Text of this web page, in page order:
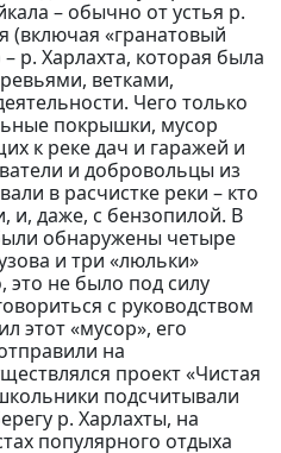
– обычно от устья р.
(включая «гранатовый
р. Харлахта, которая была
ветками,
Чего только
покрышки, мусор
к реке дач и гаражей и
и добровольцы из
в расчистке реки – кто
и, даже, с бензопилой. В
обнаружены четыре
и три «люльки»
это не было под силу
с руководством
этот «мусор», его
на
проект «Чистая
подсчитывали
р. Харлахты, на
популярного отдыха